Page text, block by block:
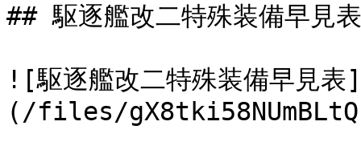
## 駆逐艦改二特殊装備早見表
![駆逐艦改二特殊装備早見表]
(/files/